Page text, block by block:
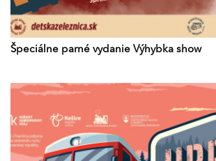
Špeciálne parné vydanie Výhybka show